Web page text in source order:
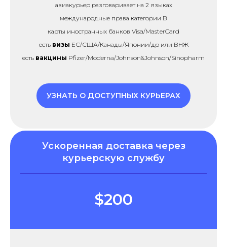
авиакурьер разговаривает на 2 языках
международные права категории B
карты иностранных банков Visa/MasterCard
есть визы ЕС/США/Канады/Японии/др или ВНЖ
есть вакцины Pfizer/Moderna/Johnson&Johnson/Sinopharm
УЗНАТЬ О ДОСТУПНЫХ КУРЬЕРАХ
Ускоренная доставка через
курьерскую службу
$200